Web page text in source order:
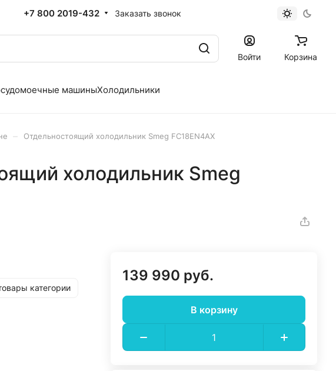
+7 800 2019-432 Заказать звонок
Войти Корзина
машиныХолодильники
Отдельностоящий холодильник Smeg FC18EN4AX
холодильник Smeg
категории
139 990 руб.
В корзину